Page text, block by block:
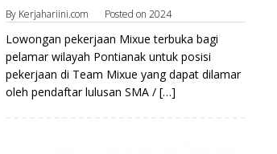
By Kerjahariini.com Posted on 2024
Lowongan pekerjaan Mixue terbuka bagi
pelamar wilayah Pontianak untuk posisi
pekerjaan di Team Mixue yang dapat dilamar
oleh pendaftar lulusan SMA / […]